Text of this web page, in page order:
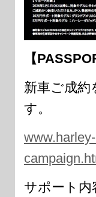
【
新車ご成
す。
サポート内